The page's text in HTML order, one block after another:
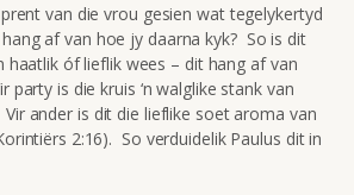
van die vrou gesien wat tegelykertyd
af van hoe jy daarna kyk? So is dit
óf lieflik wees – dit hang af van
party is die kruis ‘n walglike stank van
ander is dit die lieflike soet aroma van
2:16). So verduidelik Paulus dit in